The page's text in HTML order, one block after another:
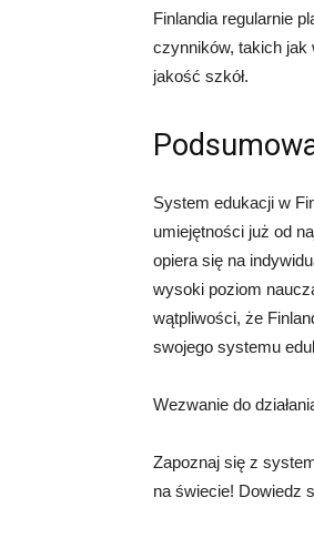
Finlandia regularnie
czynników, takich jak
jakość szkół.
System edukacji w
umiejętności już od
opiera się na
wysoki poziom
wątpliwości, że
swojego systemu
Wezwanie do
Zapoznaj się z
na świecie! Dowiedz